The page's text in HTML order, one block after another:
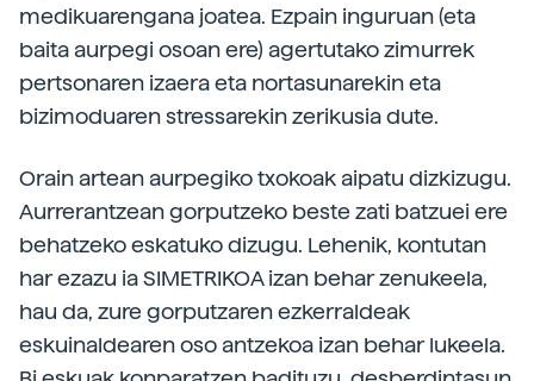
medikuarengana joatea. Ezpain inguruan (eta
baita aurpegi osoan ere) agertutako zimurrek
pertsonaren izaera eta nortasunarekin eta
bizimoduaren stressarekin zerikusia dute.
Orain artean aurpegiko txokoak aipatu dizkizugu.
Aurrerantzean gorputzeko beste zati batzuei ere
behatzeko eskatuko dizugu. Lehenik, kontutan
har ezazu ia SIMETRIKOA izan behar zenukeela,
hau da, zure gorputzaren ezkerraldeak
eskuinaldearen oso antzekoa izan behar lukeela.